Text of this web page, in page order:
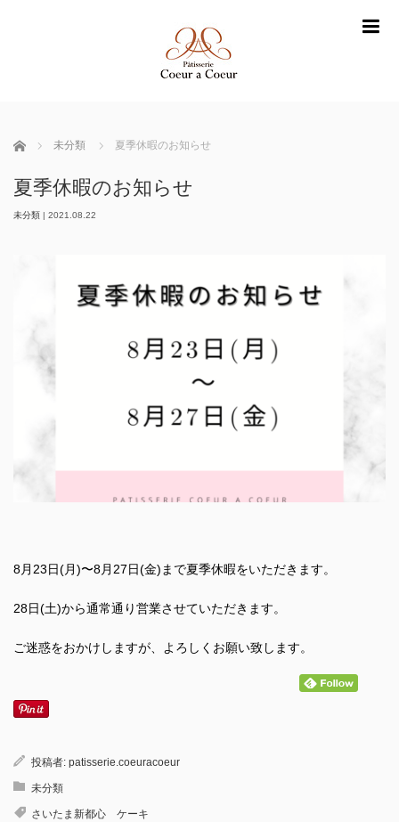
ホーム 未分類 夏季休暇のお知らせ
夏季休暇のお知らせ
未分類 | 2021.08.22
8月23日(月)〜8月27日(金)まで夏季休暇をいただきます。
28日(土)から通常通り営業させていただきます。
ご迷惑をおかけしますが、よろしくお願い致します。
投稿者: patisserie.coeuracoeur
未分類
さいたま新都心 ケーキ